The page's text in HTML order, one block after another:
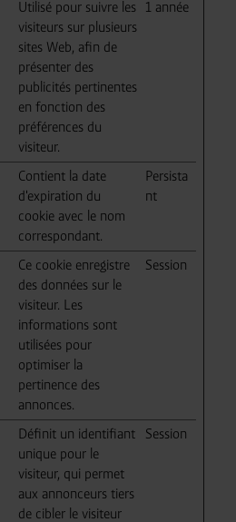
Utilisé pour suivre les
visiteurs sur plusieurs
sites Web, afin de
présenter des
publicités pertinentes
en fonction des
préférences du
visiteur.
1 année
Contient la date
d'expiration du
cookie avec le nom
correspondant.
Persista
nt
Ce cookie enregistre
des données sur le
visiteur. Les
informations sont
utilisées pour
optimiser la
pertinence des
annonces.
Session
Définit un identifiant
unique pour le
visiteur, qui permet
aux annonceurs tiers
de cibler le visiteur
Session